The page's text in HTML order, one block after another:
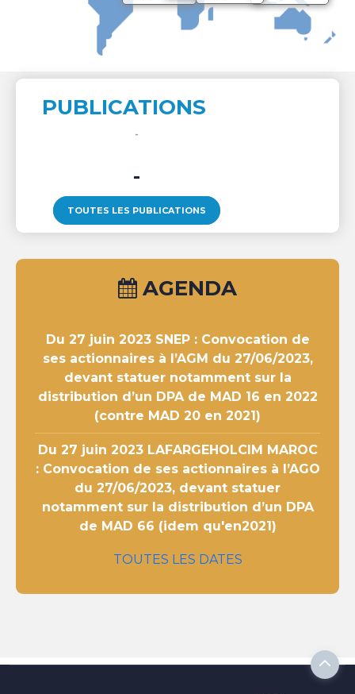
PUBLICATIONS
-
TOUTES LES PUBLICATIONS
AGENDA
Du 27 juin 2023SNEP : Convocation de
ses actionnaires à l’AGM du 27/06/2023,
devant statuer notamment sur la
distribution d’un DPA de MAD 16 en 2022
(contre MAD 20 en 2021)
Du 27 juin 2023LAFARGEHOLCIM MAROC
: Convocation de ses actionnaires à l’AGO
du 27/06/2023, devant statuer
notamment sur la distribution d’un DPA
de MAD 66 (idem qu'en2021)
TOUTES LES DATES